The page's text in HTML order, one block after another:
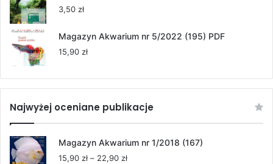
3,50 zł
Magazyn Akwarium nr 5/2022 (195) PDF
15,90 zł
Najwyżej oceniane publikacje
Magazyn Akwarium nr 1/2018 (167)
15,90 zł – 22,90 złZakres